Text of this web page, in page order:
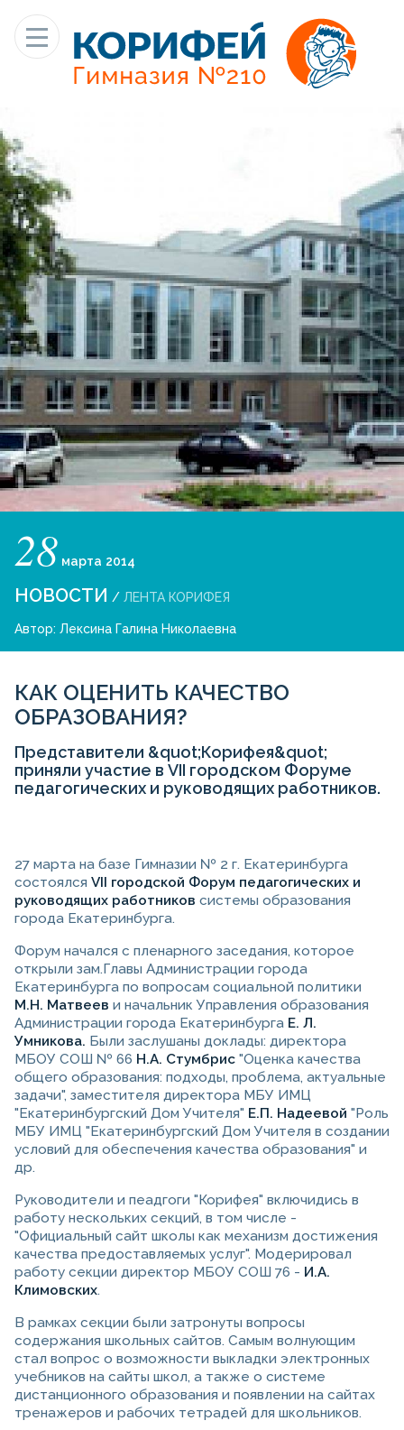
28 марта 2014
НОВОСТИ / ЛЕНТА КОРИФЕЯ
Автор: Лексина Галина Николаевна
КАК ОЦЕНИТЬ КАЧЕСТВО
ОБРАЗОВАНИЯ?
Представители &quot;Корифея&quot;
приняли участие в VII городском Форуме
педагогических и руководящих работников.
27 марта на базе Гимназии № 2 г. Екатеринбурга
состоялся VII городской Форум педагогических и
руководящих работников системы образования
города Екатеринбурга.
Форум начался с пленарного заседания, которое
открыли зам.Главы Администрации города
Екатеринбурга по вопросам социальной политики
М.Н. Матвеев и начальник Управления образования
Администрации города Екатеринбурга Е. Л.
Умникова. Были заслушаны доклады: директора
МБОУ СОШ № 66 Н.А. Стумбрис "Оценка качества
общего образования: подходы, проблема, актуальные
задачи", заместителя директора МБУ ИМЦ
"Екатеринбургский Дом Учителя" Е.П. Надеевой "Роль
МБУ ИМЦ "Екатеринбургский Дом Учителя в создании
условий для обеспечения качества образования" и
др.
Руководители и пеадгоги "Корифея" включидись в
работу нескольких секций, в том числе -
"Официальный сайт школы как механизм достижения
качества предоставляемых услуг". Модерировал
работу секции директор МБОУ СОШ 76 - И.А.
Климовских.
В рамках секции были затронуты вопросы
содержания школьных сайтов. Самым волнующим
стал вопрос о возможности выкладки электронных
учебников на сайты школ, а также о системе
дистанционного образования и появлении на сайтах
тренажеров и рабочих тетрадей для школьников.